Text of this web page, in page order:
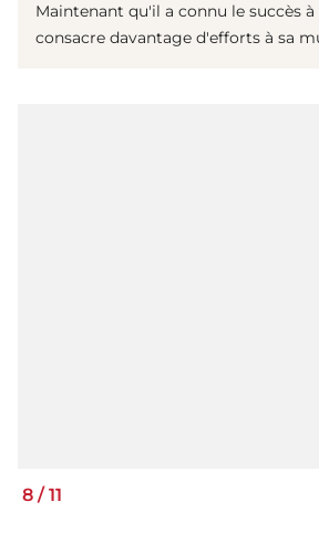
Maintenant qu'il a connu le succès
consacre davantage d'efforts à sa
8 / 11